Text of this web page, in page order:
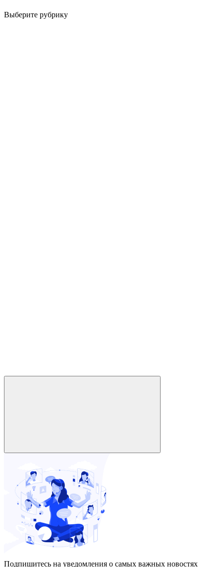
Выберите рубрику
Подпишитесь на уведомления о самых важных новостях